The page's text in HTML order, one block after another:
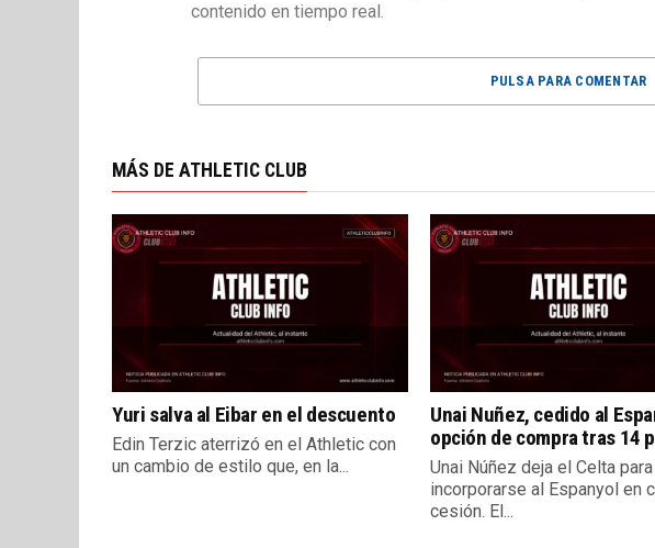
contenido en tiempo real.
PULSA PARA COMENTAR
MÁS DE ATHLETIC CLUB
Yuri salva al Eibar en el descuento
Edin Terzic aterrizó en el Athletic con
un cambio de estilo que, en la...
Unai Nuñez, cedido al
opción de compra tras 14
Unai Núñez deja el Celta para
incorporarse al Espanyol en
cesión. El...